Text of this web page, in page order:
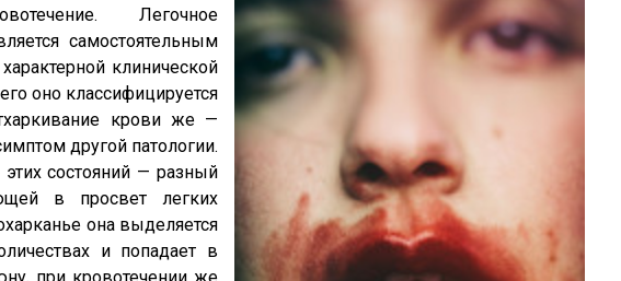
Легочное
самостоятельным
клинической
оно классифицируется
крови же —
другой патологии.
этих состояний — разный
в просвет легких
она выделяется
и попадает в